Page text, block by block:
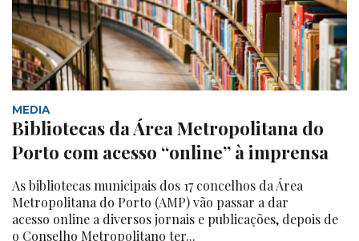
MEDIA
Bibliotecas da Área Metropolitana do
Porto com acesso “online” à imprensa
As bibliotecas municipais dos 17 concelhos da Área
Metropolitana do Porto (AMP) vão passar a dar
acesso online a diversos jornais e publicações, depois de
o Conselho Metropolitano ter...